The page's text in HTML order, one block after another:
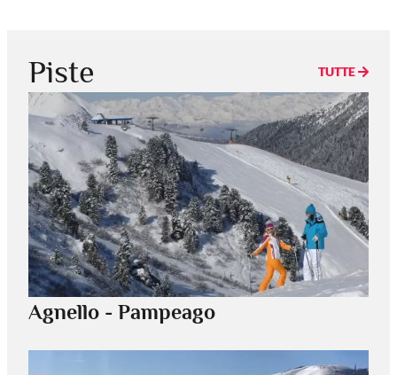
Piste TUTTE
Agnello - Pampeago